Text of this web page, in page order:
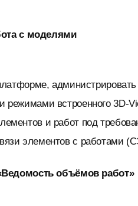
с моделями
режимами встроенного 3D-
и работ под
элементов с работами
объёмов работ»